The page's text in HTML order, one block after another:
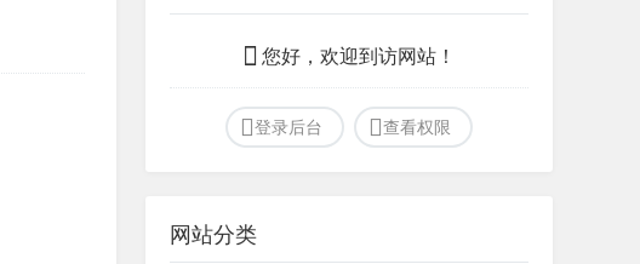
您好，欢迎到访网站！
登录后台 查看权限
网站分类